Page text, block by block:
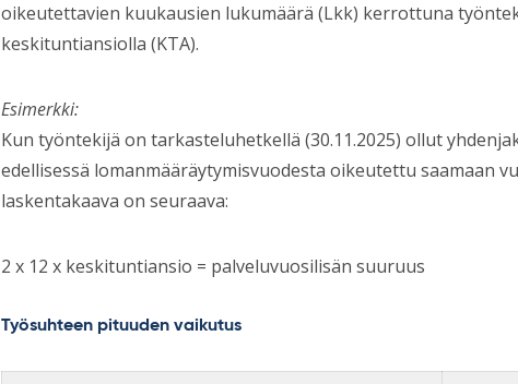
oikeutettavien kuukausien lukumäärä (Lkk) kerrottuna
keskituntiansiolla (KTA).
Esimerkki:
Kun työntekijä on tarkasteluhetkellä (30.11.2025) ollut
edellisessä lomanmääräytymisvuodesta oikeutettu saamaan
laskentakaava on seuraava:
2 x 12 x keskituntiansio = palveluvuosilisän suuruus
Työsuhteen pituuden vaikutus